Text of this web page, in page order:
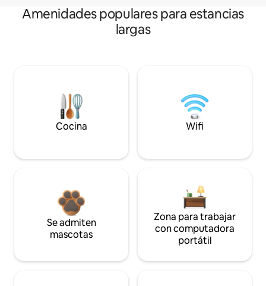
Amenidades populares para estancias
largas
Cocina Wifi
Se admiten
mascotas
Zona para trabajar
con computadora
portátil